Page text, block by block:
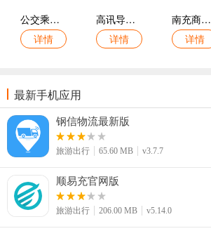
公交乘车地铁出行最新版
详情
高讯导航免费版
详情
南充商旅手机版
详情
最新手机应用
钢信物流最新版
旅游出行 65.60 MB v3.7.7
顺易充官网版
旅游出行 206.00 MB v5.14.0